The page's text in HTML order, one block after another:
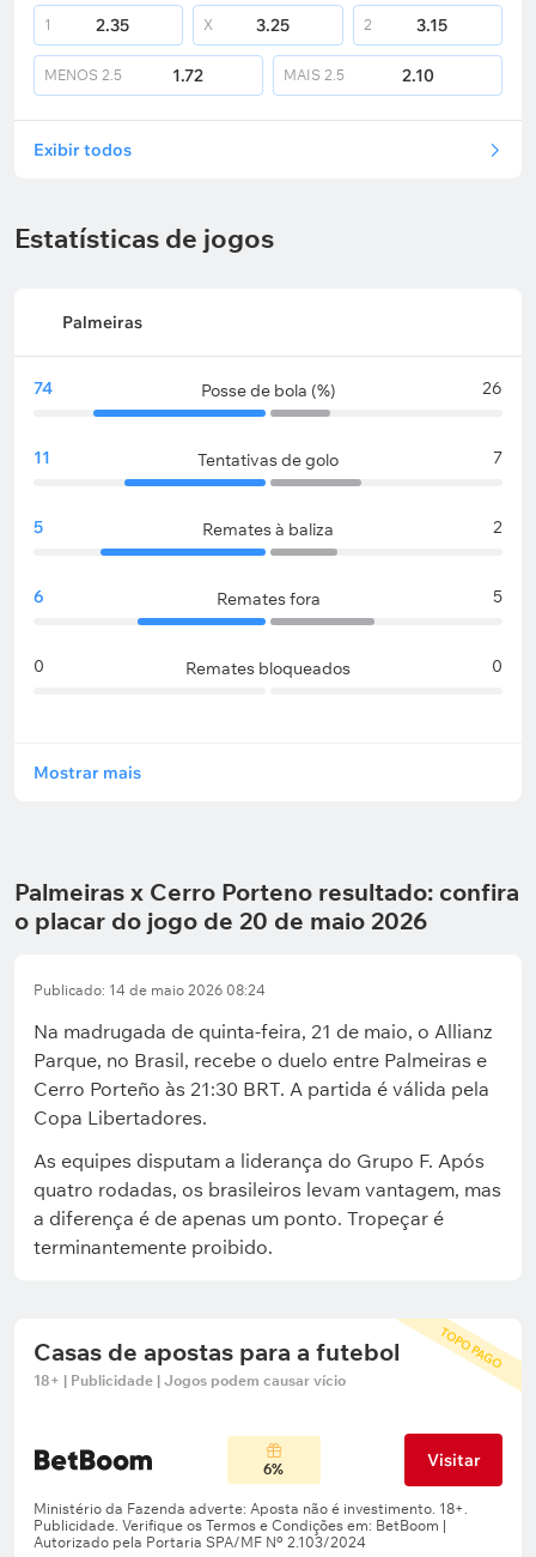
1 2.35 X 3.25 2 3.15
MENOS 2.5 1.72 MAIS 2.5 2.10
Exibir todos
Estatísticas de jogos
Palmeiras
74 Posse de bola (%) 26
11 Tentativas de golo 7
5 Remates à baliza 2
6 Remates fora 5
0 Remates bloqueados 0
Mostrar mais
Palmeiras x Cerro Porteno resultado: confira
o placar do jogo de 20 de maio 2026
Publicado: 14 de maio 2026 08:24
Na madrugada de quinta-feira, 21 de maio, o Allianz
Parque, no Brasil, recebe o duelo entre Palmeiras e
Cerro Porteño às 21:30 BRT. A partida é válida pela
Copa Libertadores.
As equipes disputam a liderança do Grupo F. Após
quatro rodadas, os brasileiros levam vantagem, mas
a diferença é de apenas um ponto. Tropeçar é
terminantemente proibido.
TOPO PAGO
Casas de apostas para a futebol
18+ | Publicidade | Jogos podem causar vício
6% Visitar